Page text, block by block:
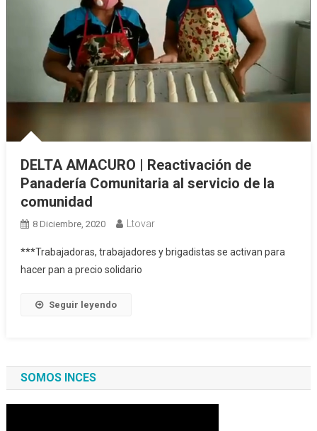
DELTA AMACURO | Reactivación de
Panadería Comunitaria al servicio de la
comunidad
8 Diciembre, 2020 Ltovar
***Trabajadoras, trabajadores y brigadistas se activan para
hacer pan a precio solidario
Seguir leyendo
SOMOS INCES